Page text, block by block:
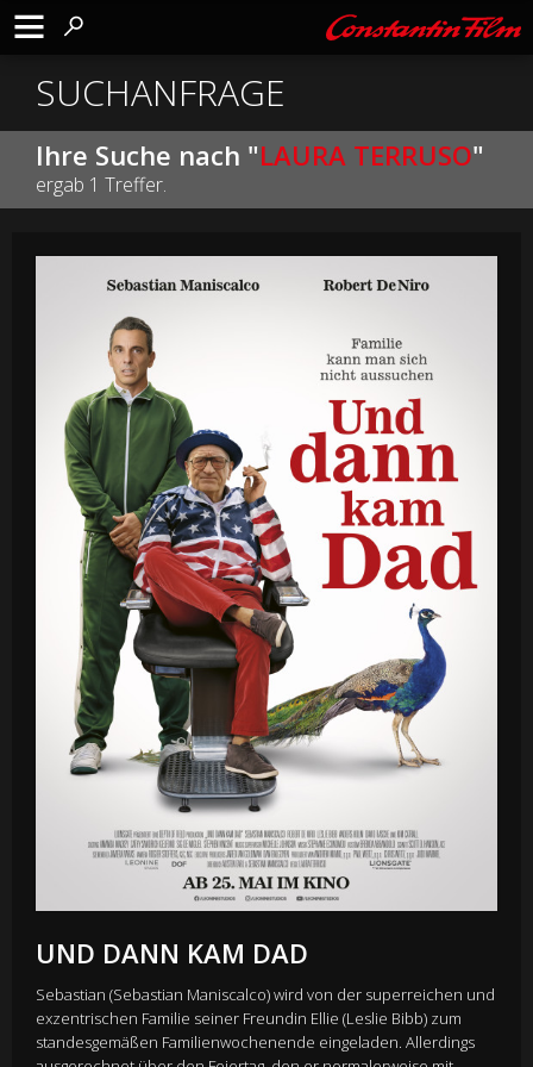
SUCHANFRAGE
Ihre Suche nach "LAURA TERRUSO"
ergab 1 Treffer.
UND DANN KAM DAD
Sebastian (Sebastian Maniscalco) wird von der superreichen und
exzentrischen Familie seiner Freundin Ellie (Leslie Bibb) zum
standesgemäßen Familienwochenende eingeladen. Allerdings